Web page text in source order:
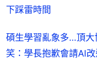
下踩雷時間
碩生學習亂象多…頂大
笑：學長抱歉會請AI